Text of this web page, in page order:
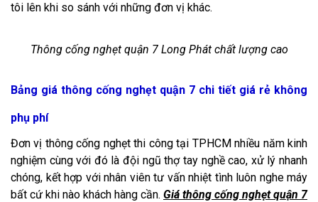
tôi lên khi so sánh với những đơn vị khác.
Thông cống nghẹt quận 7 Long Phát chất lượng cao
Bảng giá thông cống nghẹt quận 7 chi tiết giá rẻ không
phụ phí
Đơn vị thông cống nghẹt thi công tại TPHCM nhiều năm kinh
nghiệm cùng với đó là đội ngũ thợ tay nghề cao, xử lý nhanh
chóng, kết hợp với nhân viên tư vấn nhiệt tình luôn nghe máy
bất cứ khi nào khách hàng cần. Giá thông cống nghẹt quận 7